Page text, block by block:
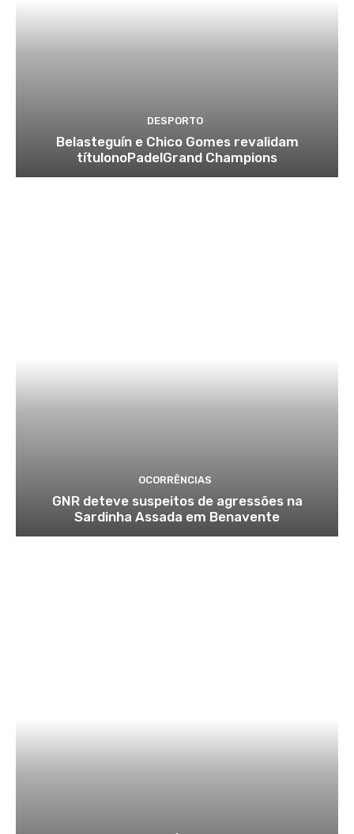
DESPORTO
Belasteguín e Chico Gomes revalidam
títulonoPadelGrand Champions
OCORRÊNCIAS
GNR deteve suspeitos de agressões na
Sardinha Assada em Benavente